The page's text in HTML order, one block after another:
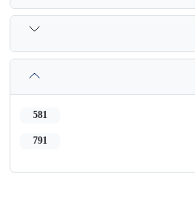
581
791